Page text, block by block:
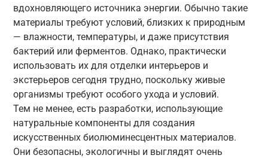
вдохновляющего источника энергии. Обычно такие
материалы требуют условий, близких к природным
— влажности, температуры, и даже присутствия
бактерий или ферментов. Однако, практически
использовать их для отделки интерьеров и
экстерьеров сегодня трудно, поскольку живые
организмы требуют особого ухода и условий.
Тем не менее, есть разработки, использующие
натуральные компоненты для создания
искусственных биолюминесцентных материалов.
Они безопасны, экологичны и выглядят очень